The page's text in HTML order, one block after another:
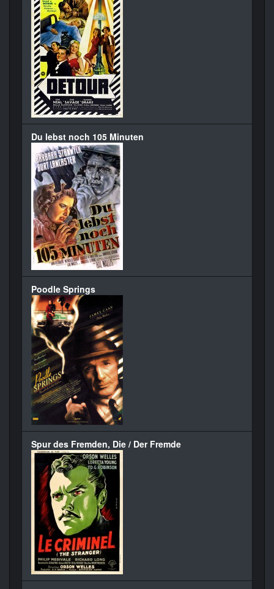
Du lebst noch 105 Minuten
Poodle Springs
Spur des Fremden, Die / Der Fremde